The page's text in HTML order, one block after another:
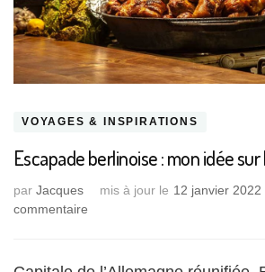
VOYAGES & INSPIRATIONS
Escapade berlinoise : mon idée sur
par Jacques mis à jour le 12 janvier 2022
commentaire